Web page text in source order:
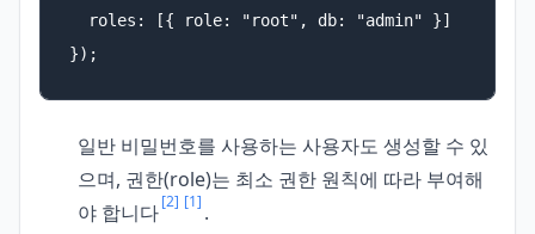
  roles: [{ role: "root", db: "admin" }]
});
일반 비밀번호를 사용하는 사용자도 생성할 수 있
으며, 권한(role)는 최소 권한 원칙에 따라 부여해
야 합니다[2] [1] .